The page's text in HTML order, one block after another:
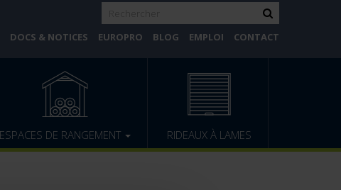
DOCS & NOTICES EUROPRO BLOG EMPLOI CONTACT
ESPACES DE RANGEMENT RIDEAUX À LAMES